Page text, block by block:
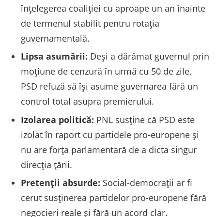
înțelegerea coaliției cu aproape un an înainte
de termenul stabilit pentru rotația
guvernamentală.
Lipsa asumării: Deși a dărâmat guvernul prin
moțiune de cenzură în urmă cu 50 de zile,
PSD refuză să își asume guvernarea fără un
control total asupra premierului.
Izolarea politică: PNL susține că PSD este
izolat în raport cu partidele pro-europene și
nu are forța parlamentară de a dicta singur
direcția țării.
Pretenții absurde: Social-democrații ar fi
cerut susținerea partidelor pro-europene fără
negocieri reale și fără un acord clar.